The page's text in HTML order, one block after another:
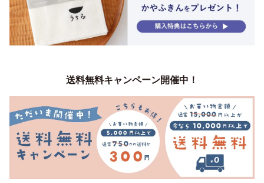
送料無料キャンペーン開催中！